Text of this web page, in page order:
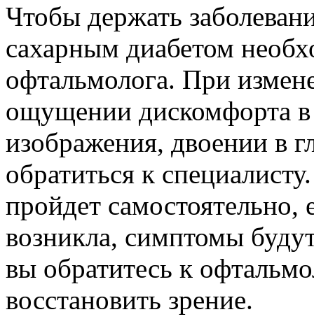
Чтобы держать
сахарным диабетом
офтальмолога. При
ощущении дискомфорта в
изображения, двоении в
обратиться к
пройдет
возникла, симптомы
вы обратитесь к
восстановить зрение.